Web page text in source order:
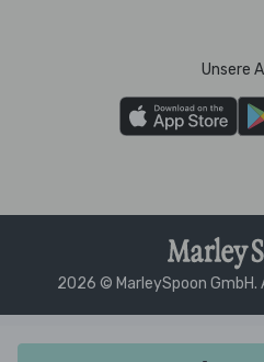
Unsere
2026 © MarleySpoon